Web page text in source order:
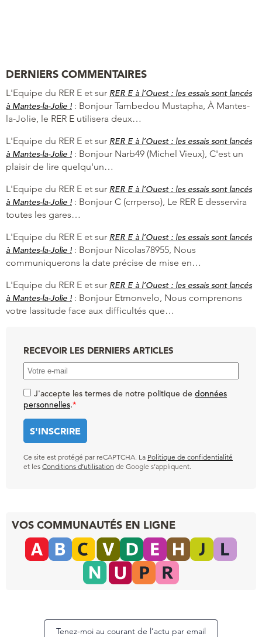
DERNIERS COMMENTAIRES
L'Equipe du RER E et sur RER E à l’Ouest : les essais sont lancés
à Mantes-la-Jolie ! : Bonjour Tambedou Mustapha, À Mantes-
la-Jolie, le RER E utilisera deux…
L'Equipe du RER E et sur RER E à l’Ouest : les essais sont lancés
à Mantes-la-Jolie ! : Bonjour Narb49 (Michel Vieux), C'est un
plaisir de lire quelqu'un…
L'Equipe du RER E et sur RER E à l’Ouest : les essais sont lancés
à Mantes-la-Jolie ! : Bonjour C (crrperso), Le RER E desservira
toutes les gares…
L'Equipe du RER E et sur RER E à l’Ouest : les essais sont lancés
à Mantes-la-Jolie ! : Bonjour Nicolas78955, Nous
communiquerons la date précise de mise en…
L'Equipe du RER E et sur RER E à l’Ouest : les essais sont lancés
à Mantes-la-Jolie ! : Bonjour Etmonvelo, Nous comprenons
votre lassitude face aux difficultés que…
RECEVOIR LES DERNIERS ARTICLES
J'accepte les termes de notre politique de données
personnelles.*
Ce site est protégé par reCAPTCHA. La Politique de confidentialité
et les Conditions d’utilisation de Google s’appliquent.
VOS COMMUNAUTÉS EN LIGNE
Tenez-moi au courant de l’actu par email